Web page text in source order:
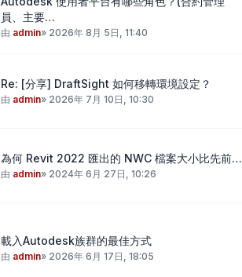
員、主要…
由 admin» 2026年 8月 5日, 11:40
Re: [分享] DraftSight 如何移轉環境設定？
由 admin» 2026年 7月 10日, 10:30
為何 Revit 2022 匯出的 NWC 檔案大小比先前…
由 admin» 2024年 6月 27日, 10:26
載入Autodesk族群的最佳方式
由 admin» 2026年 6月 17日, 18:05